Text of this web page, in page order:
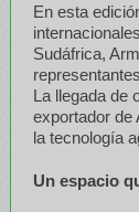
En esta
Sudáfrica,
La llegada de
exportador de
la tecnología
Un espacio